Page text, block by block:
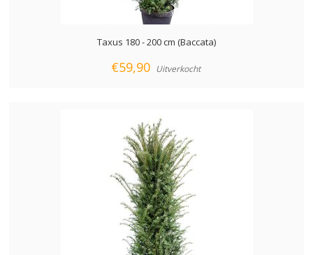
Taxus 180 - 200 cm (Baccata)
€59,90 Uitverkocht